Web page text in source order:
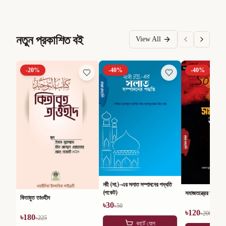
নতুন প্রকাশিত বই View All
-20%
কিতাবুত তাওহীদ
৳180৳225
-40%
নবী (সা.)-এর সলাত সম্পাদনের পদ্ধতি
(পকেট)
৳30৳50
কার্টে যোগ
-40%
সমাজতন্ত্রের অসারতা
৳120৳200